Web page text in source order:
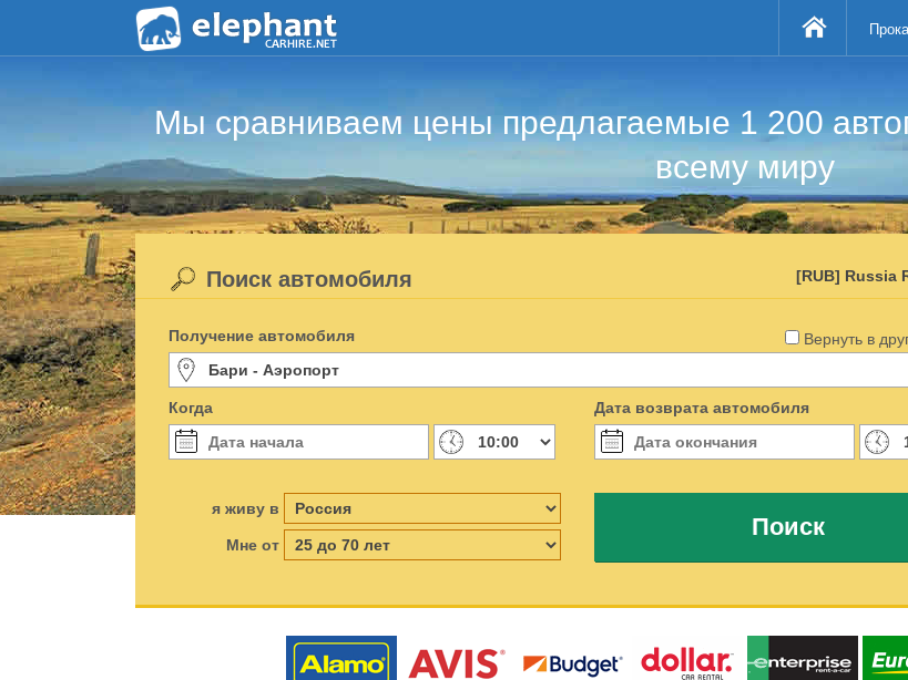
Мы сравниваем цены предлагаемые 1 200
всему миру
Вернуть в
Поиск автомобиля
Получение автомобиля
Когда Дата возврата автомобиля
я живу в
Мне от
Поиск